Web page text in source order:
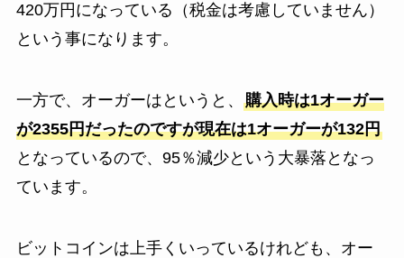
420万円になっている（税金は考慮していません）
という事になります。
一方で、オーガーはというと、 購入時は1オーガー
が2355円だったのですが現在は1オーガーが132円
となっているので、95％減少という大暴落となっ
ています。
ビットコインは上手くいっているけれども、オー